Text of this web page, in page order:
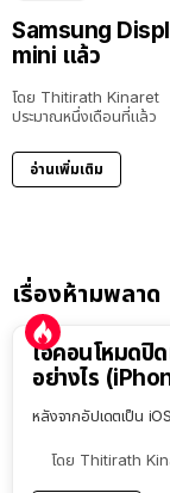
Samsung
mini แล้ว
โดย Thitirath Kinaret
ประมาณหนึ่งเดือนที่แล้ว
อ่านเพิ่มเติม
เรื่องห้ามพลาด
ไอคอนโหมดปิ
อย่างไร
หลังจากอัปเดตเป็น
โดย Thitirath